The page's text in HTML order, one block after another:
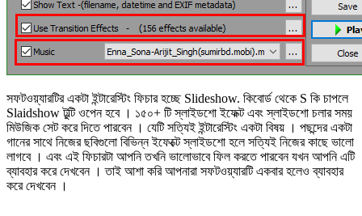
সফটওয়্যারটির একটা ইন্টারেস্টিং ফিচার হচ্ছে Slideshow. কিবোর্ড থেকে S কি চাপলে
Slaidshow টুল্টি ওপেন হবে । ১৫০+ টি স্লাইডশো ইফেক্ট এবং স্লাইডশো চলার সময়
মিউজিক সেট করে দিতে পারবেন । যেটি সত্যিই ইন্টারেস্টিং একটা বিষয় । পছন্দের একটা
গানের সাথে নিজের ছবিগুলো বিভিন্ন ইফেক্টে স্লাইডশো হলে সত্যিই নিজের কাছে ভালো
লাগবে । এবং এই ফিচারটা আপনি তখনি ভালোভাবে ফিল করতে পারবেন যখন আপনি এটি
ব্যাবহার করে দেখবেন । তাই আশা করি আপনারা সফটওয়্যারটি একবার হলেও ব্যাবহার
করে দেখবেন ।